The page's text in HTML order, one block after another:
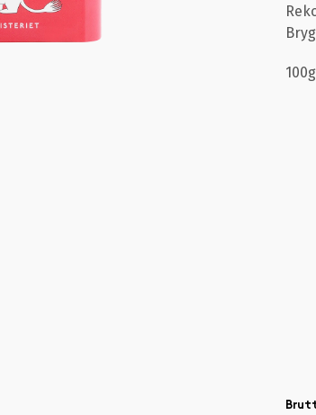
100g